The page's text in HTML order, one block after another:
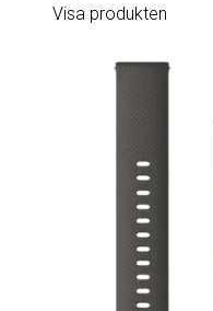
Visa produkten